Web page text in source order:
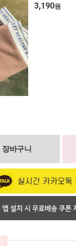
3,190원
장바구니